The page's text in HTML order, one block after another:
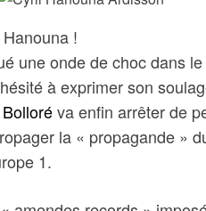
!
une onde de choc
à exprimer son
va enfin arrêter de
la « propagande »
1.